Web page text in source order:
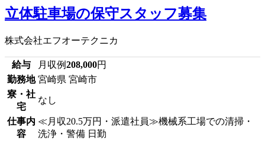
立体駐車場の保守スタッフ募集
株式会社エフオーテクニカ
給与 月収例208,000円
勤務地 宮崎県 宮崎市
寮・社
宅
なし
仕事内
容
≪月収20.5万円・派遣社員≫機械系工場での清掃・
洗浄・警備 日勤